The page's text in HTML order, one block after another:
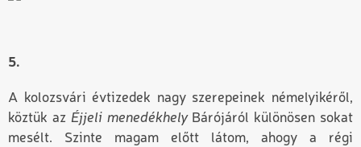
5.
A kolozsvári évtizedek nagy szerepeinek némelyikéről,
köztük az Éjjeli menedékhely Bárójáról különösen sokat
mesélt. Szinte magam előtt látom, ahogy a régi